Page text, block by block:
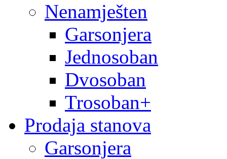
Nenamješten
Garsonjera
Jednosoban
Dvosoban
Trosoban+
Prodaja stanova
Garsonjera